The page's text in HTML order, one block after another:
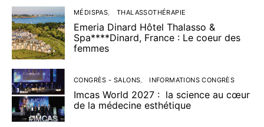
MÉDISPAS THALASSOTHÉRAPIE
Emeria Dinard Hôtel Thalasso &
Spa****Dinard, France : Le coeur des
femmes
CONGRÈS - SALONS INFORMATIONS CONGRÈS
Imcas World 2027 : la science au cœur
de la médecine esthétique